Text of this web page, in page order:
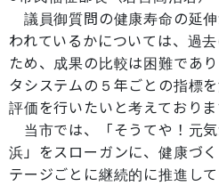
議員御質問の健康寿命の延
われているかについては、過
ため、成果の比較は困難であ
タシステムの５年ごとの指標
評価を行いたいと考えておりま
当市では、「そうてや！元
浜」をスローガンに、健康づ
テージごとに継続的に推進し